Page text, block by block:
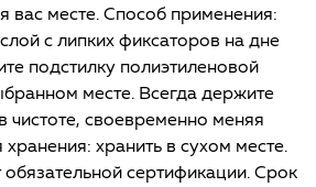
вас месте. Способ применения:
с липких фиксаторов на дне
подстилку полиэтиленовой
месте. Всегда держите
чистоте, своевременно меняя
хранения: хранить в сухом месте.
сертификации. Срок